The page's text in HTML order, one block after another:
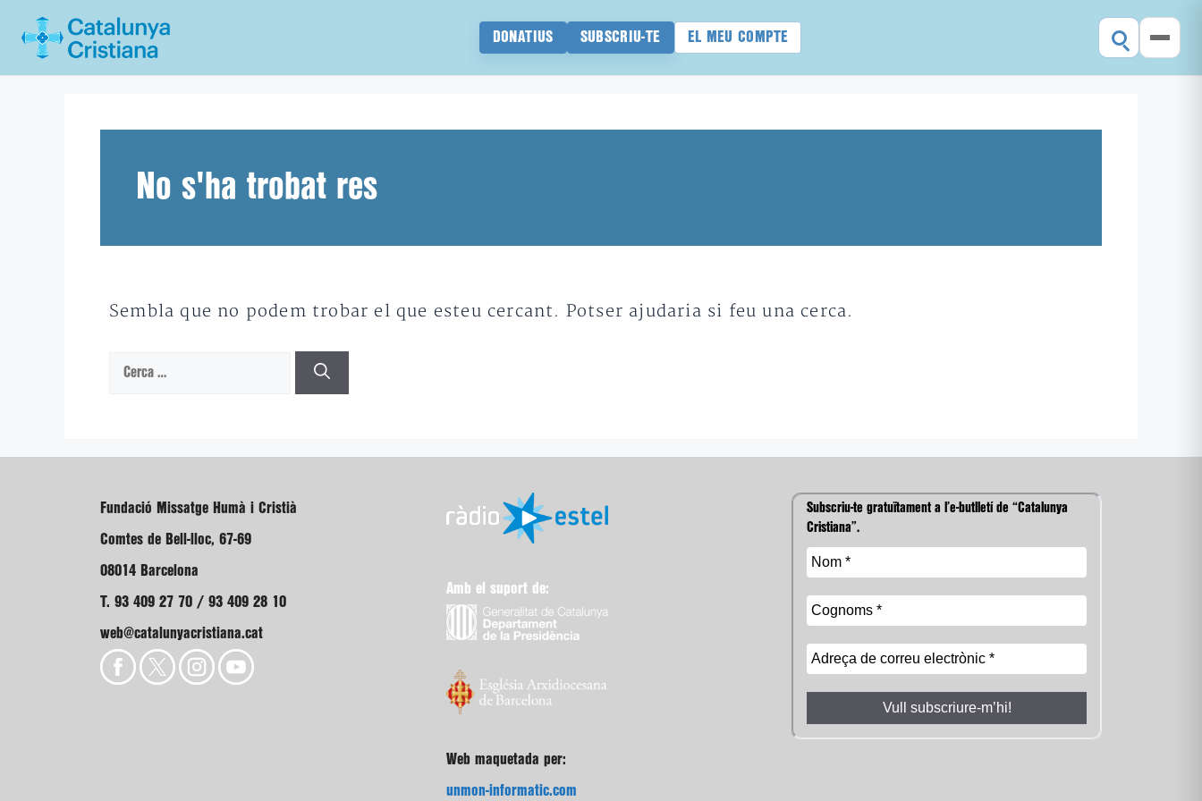
DONATIUS SUBSCRIU-TE EL MEU COMPTE
No s'ha trobat res
Sembla que no podem trobar el que esteu cercant. Potser ajudaria si feu una cerca.
Cerca:
Fundació Missatge Humà i Cristià
Comtes de Bell-lloc, 67-69
08014 Barcelona
T. 93 409 27 70 / 93 409 28 10
web@catalunyacristiana.cat
Amb el suport de:
Web maquetada per:
unmon-informatic.com
Subscriu-te gratuïtament a l’e-butlletí de “Catalunya
Cristiana”.